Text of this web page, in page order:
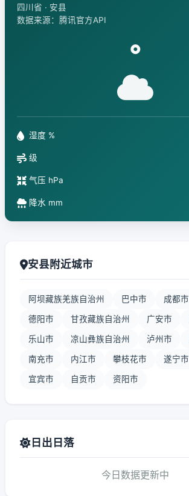
四川省 · 安县
数据来源：腾讯官方API
°
湿度 %
级
气压 hPa
降水 mm
安县附近城市
阿坝藏族羌族自治州 巴中市 成都市
德阳市 甘孜藏族自治州 广安市
乐山市 凉山彝族自治州 泸州市
南充市 内江市 攀枝花市 遂宁市
宜宾市 自贡市 资阳市
日出日落
今日数据更新中